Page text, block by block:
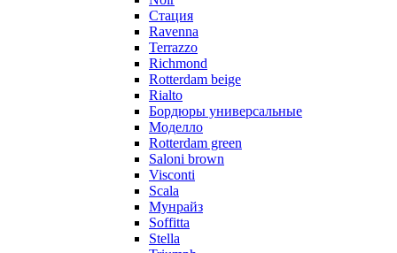
Стация
Ravenna
Terrazzo
Richmond
Rotterdam beige
Rialto
Бордюры универсальные
Моделло
Rotterdam green
Saloni brown
Visconti
Scala
Мунрайз
Soffitta
Stella